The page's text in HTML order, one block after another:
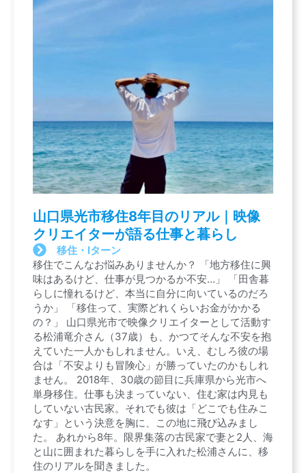
山口県光市移住8年目のリアル｜映像
クリエイターが語る仕事と暮らし
移住・Iターン
移住でこんなお悩みありませんか？ 「地方移住に興
味はあるけど、仕事が見つかるか不安…」 「田舎暮
らしに憧れるけど、本当に自分に向いているのだろ
うか」 「移住って、実際どれくらいお金がかかる
の？」 山口県光市で映像クリエイターとして活動す
る松浦竜介さん（37歳）も、かつてそんな不安を抱
えていた一人かもしれません。いえ、むしろ彼の場
合は「不安よりも冒険心」が勝っていたのかもしれ
ません。 2018年、30歳の節目に兵庫県から光市へ
単身移住。仕事も決まっていない、住む家は内見も
していない古民家。それでも彼は「どこでも住みこ
なす」という決意を胸に、この地に飛び込みまし
た。 あれから8年。限界集落の古民家で妻と2人、海
と山に囲まれた暮らしを手に入れた松浦さんに、移
住のリアルを聞きました。